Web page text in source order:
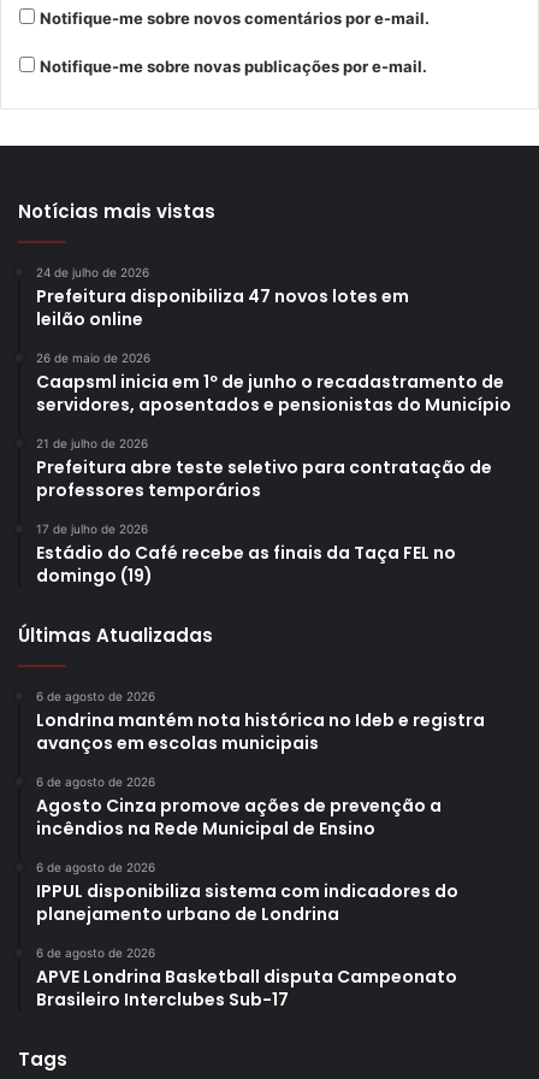
Notifique-me sobre novos comentários por e-mail.
Notifique-me sobre novas publicações por e-mail.
Notícias mais vistas
24 de julho de 2026
Prefeitura disponibiliza 47 novos lotes em
leilão online
26 de maio de 2026
Caapsml inicia em 1º de junho o recadastramento de
servidores, aposentados e pensionistas do Município
21 de julho de 2026
Prefeitura abre teste seletivo para contratação de
professores temporários
17 de julho de 2026
Estádio do Café recebe as finais da Taça FEL no
domingo (19)
Últimas Atualizadas
6 de agosto de 2026
Londrina mantém nota histórica no Ideb e registra
avanços em escolas municipais
6 de agosto de 2026
Agosto Cinza promove ações de prevenção a
incêndios na Rede Municipal de Ensino
6 de agosto de 2026
IPPUL disponibiliza sistema com indicadores do
planejamento urbano de Londrina
6 de agosto de 2026
APVE Londrina Basketball disputa Campeonato
Brasileiro Interclubes Sub-17
Tags